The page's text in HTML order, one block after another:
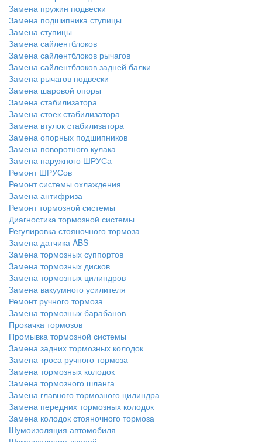
Замена пружин подвески
Замена подшипника ступицы
Замена ступицы
Замена сайлентблоков
Замена сайлентблоков рычагов
Замена сайлентблоков задней балки
Замена рычагов подвески
Замена шаровой опоры
Замена стабилизатора
Замена стоек стабилизатора
Замена втулок стабилизатора
Замена опорных подшипников
Замена поворотного кулака
Замена наружного ШРУСа
Ремонт ШРУСов
Ремонт системы охлаждения
Замена антифриза
Ремонт тормозной системы
Диагностика тормозной системы
Регулировка стояночного тормоза
Замена датчика ABS
Замена тормозных суппортов
Замена тормозных дисков
Замена тормозных цилиндров
Замена вакуумного усилителя
Ремонт ручного тормоза
Замена тормозных барабанов
Прокачка тормозов
Промывка тормозной системы
Замена задних тормозных колодок
Замена троса ручного тормоза
Замена тормозных колодок
Замена тормозного шланга
Замена главного тормозного цилиндра
Замена передних тормозных колодок
Замена колодок стояночного тормоза
Шумоизоляция автомобиля